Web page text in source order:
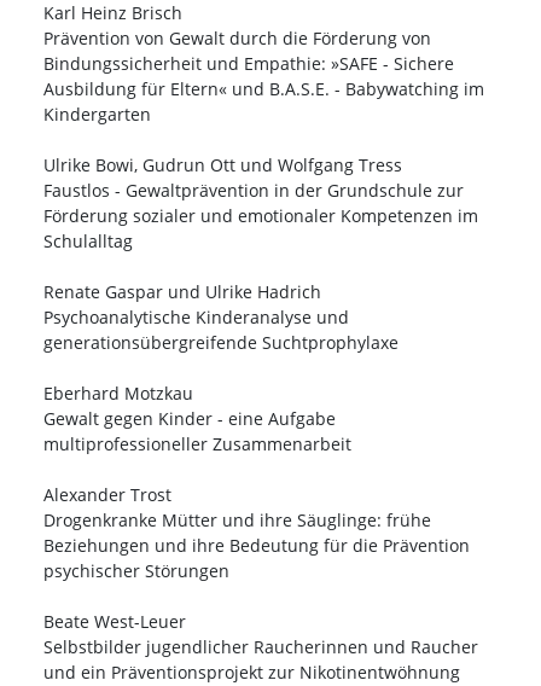
Karl Heinz Brisch
Prävention von Gewalt durch die Förderung von
Bindungssicherheit und Empathie: »SAFE - Sichere
Ausbildung für Eltern« und B.A.S.E. - Babywatching im
Kindergarten
Ulrike Bowi, Gudrun Ott und Wolfgang Tress
Faustlos - Gewaltprävention in der Grundschule zur
Förderung sozialer und emotionaler Kompetenzen im
Schulalltag
Renate Gaspar und Ulrike Hadrich
Psychoanalytische Kinderanalyse und
generationsübergreifende Suchtprophylaxe
Eberhard Motzkau
Gewalt gegen Kinder - eine Aufgabe
multiprofessioneller Zusammenarbeit
Alexander Trost
Drogenkranke Mütter und ihre Säuglinge: frühe
Beziehungen und ihre Bedeutung für die Prävention
psychischer Störungen
Beate West-Leuer
Selbstbilder jugendlicher Raucherinnen und Raucher
und ein Präventionsprojekt zur Nikotinentwöhnung